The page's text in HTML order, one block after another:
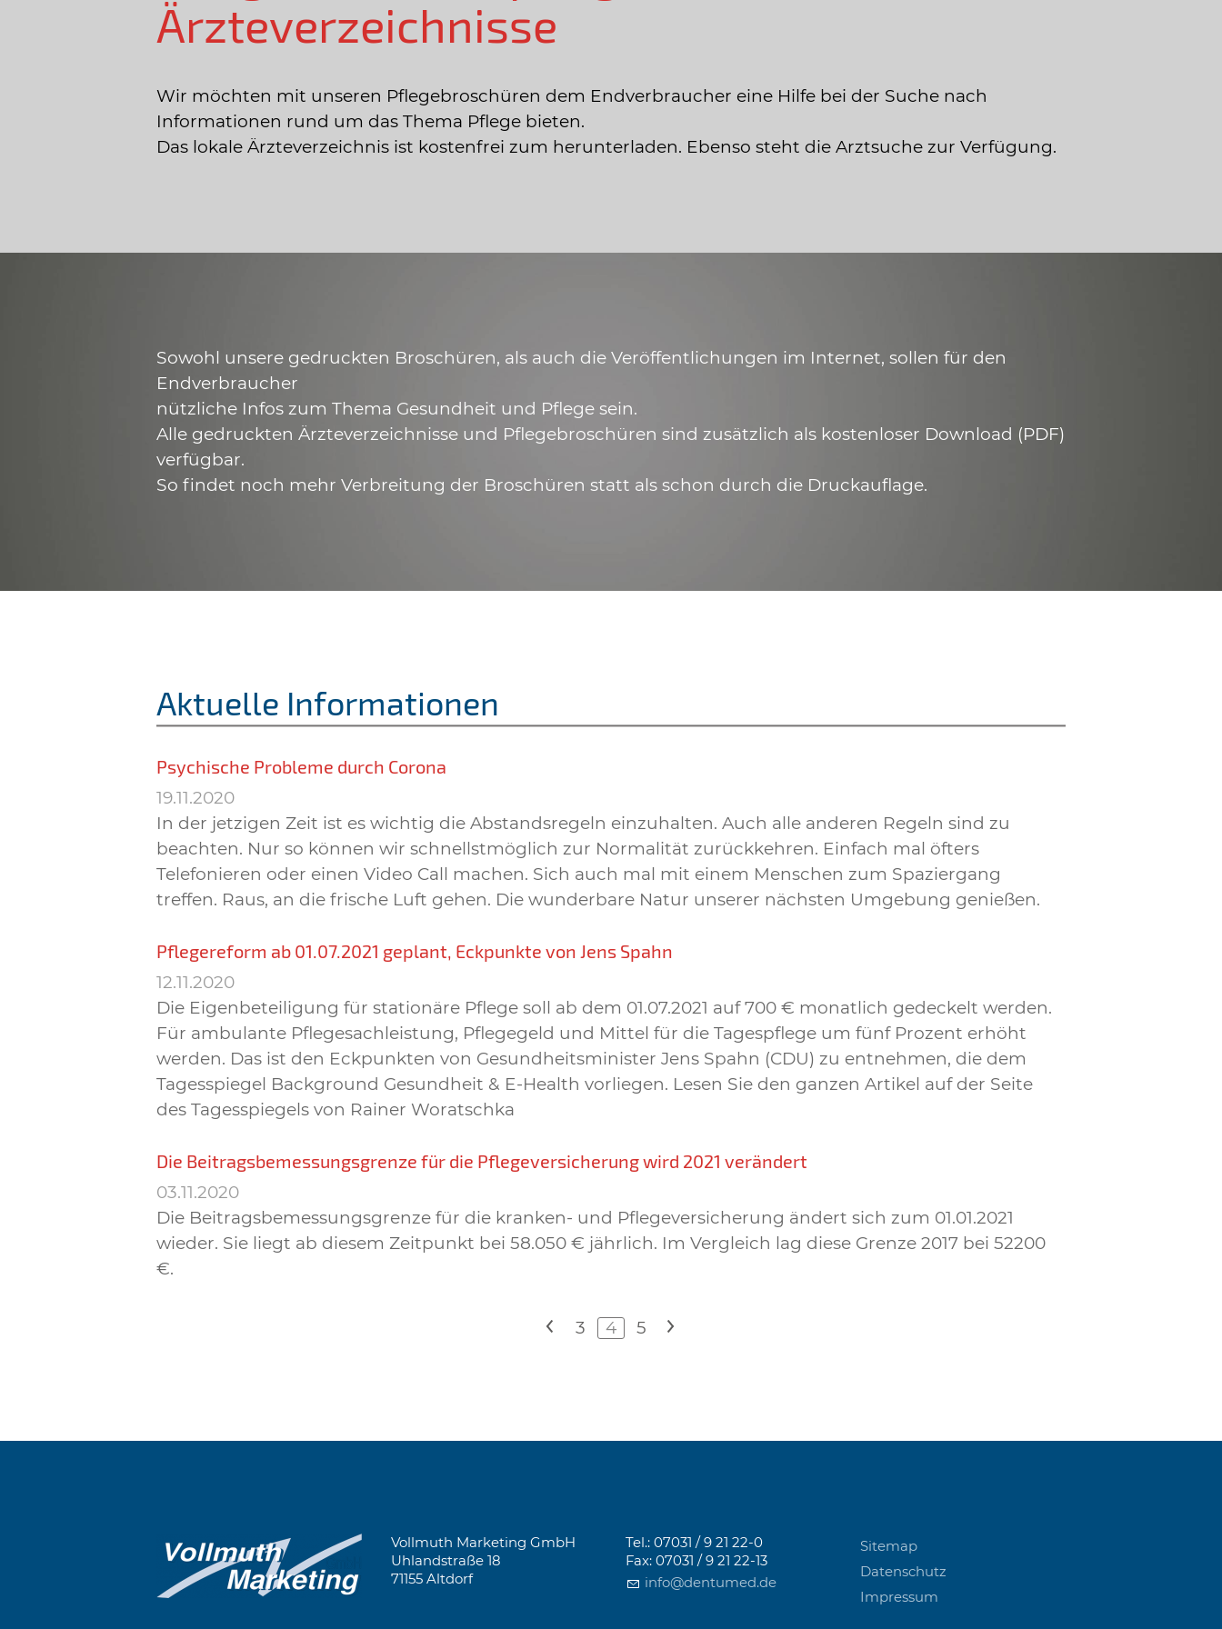
Ärzteverzeichnisse
Wir möchten mit unseren Pflegebroschüren dem Endverbraucher eine Hilfe bei der Suche nach
Informationen rund um das Thema Pflege bieten.
Das lokale Ärzteverzeichnis ist kostenfrei zum herunterladen. Ebenso steht die Arztsuche zur Verfügung.
Sowohl unsere gedruckten Broschüren, als auch die Veröffentlichungen im Internet, sollen für den
Endverbraucher
nützliche Infos zum Thema Gesundheit und Pflege sein.
Alle gedruckten Ärzteverzeichnisse und Pflegebroschüren sind zusätzlich als kostenloser Download (PDF)
verfügbar.
So findet noch mehr Verbreitung der Broschüren statt als schon durch die Druckauflage.
Aktuelle Informationen
Psychische Probleme durch Corona
19.11.2020
In der jetzigen Zeit ist es wichtig die Abstandsregeln einzuhalten. Auch alle anderen Regeln sind zu
beachten. Nur so können wir schnellstmöglich zur Normalität zurückkehren. Einfach mal öfters
Telefonieren oder einen Video Call machen. Sich auch mal mit einem Menschen zum Spaziergang
treffen. Raus, an die frische Luft gehen. Die wunderbare Natur unserer nächsten Umgebung genießen.
Pflegereform ab 01.07.2021 geplant, Eckpunkte von Jens Spahn
12.11.2020
Die Eigenbeteiligung für stationäre Pflege soll ab dem 01.07.2021 auf 700 € monatlich gedeckelt werden.
Für ambulante Pflegesachleistung, Pflegegeld und Mittel für die Tagespflege um fünf Prozent erhöht
werden. Das ist den Eckpunkten von Gesundheitsminister Jens Spahn (CDU) zu entnehmen, die dem
Tagesspiegel Background Gesundheit & E-Health vorliegen. Lesen Sie den ganzen Artikel auf der Seite
des Tagesspiegels von Rainer Woratschka
Die Beitragsbemessungsgrenze für die Pflegeversicherung wird 2021 verändert
03.11.2020
Die Beitragsbemessungsgrenze für die kranken- und Pflegeversicherung ändert sich zum 01.01.2021
wieder. Sie liegt ab diesem Zeitpunkt bei 58.050 € jährlich. Im Vergleich lag diese Grenze 2017 bei 52200
€.
< 3 4 5 >
Vollmuth Marketing GmbH
Uhlandstraße 18
71155 Altdorf
Tel.: 07031 / 9 21 22-0
Fax: 07031 / 9 21 22-13
info@dentumed.de
Sitemap
Datenschutz
Impressum